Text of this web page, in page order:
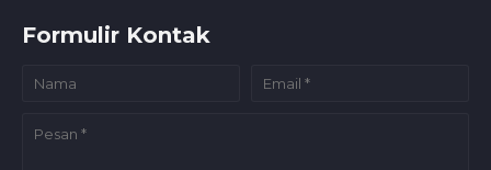
Formulir Kontak